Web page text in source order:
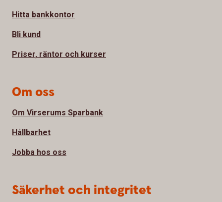
Hitta bankkontor
Bli kund
Priser, räntor och kurser
Om oss
Om Virserums Sparbank
Hållbarhet
Jobba hos oss
Säkerhet och integritet